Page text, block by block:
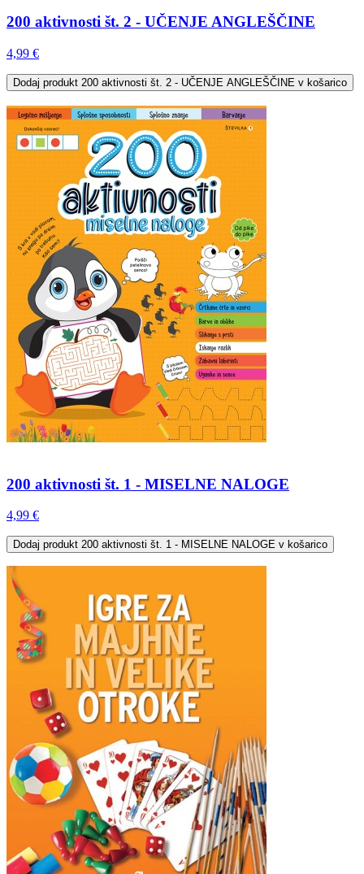
200 aktivnosti št. 2 - UČENJE ANGLEŠČINE
4,99 €
Dodaj produkt 200 aktivnosti št. 2 - UČENJE ANGLEŠČINE v košarico
200 aktivnosti št. 1 - MISELNE NALOGE
4,99 €
Dodaj produkt 200 aktivnosti št. 1 - MISELNE NALOGE v košarico